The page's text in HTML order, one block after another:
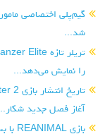
شد...
را نمایش می‌دهد...
آغاز فصل جدید شکار...